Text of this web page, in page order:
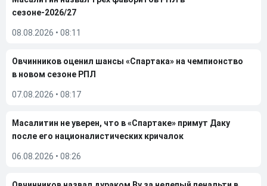
сезоне-2026/27
08.08.2026 • 08:11
Овчинников оценил шансы «Спартака» на чемпионство
в новом сезоне РПЛ
07.08.2026 • 08:17
Масалитин не уверен, что в «Спартаке» примут Даку
после его националистических кричалок
06.08.2026 • 08:26